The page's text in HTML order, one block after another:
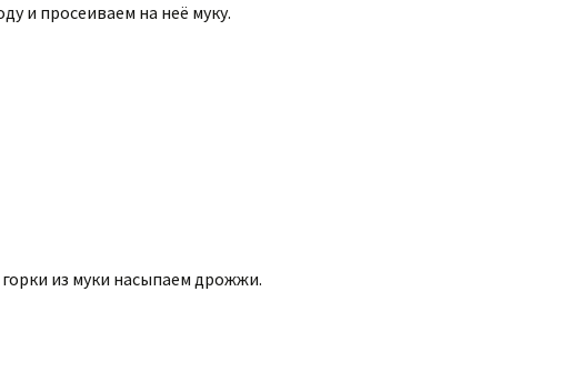
и просеиваем на неё муку.
из муки насыпаем дрожжи.